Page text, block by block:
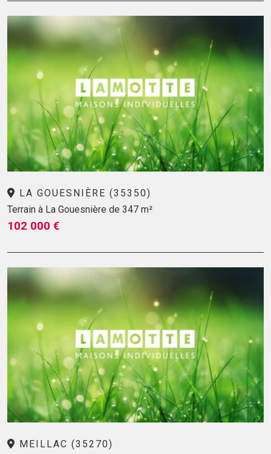
LA GOUESNIÈRE (35350)
Terrain à La Gouesnière de 347 m²
102 000 €
MEILLAC (35270)